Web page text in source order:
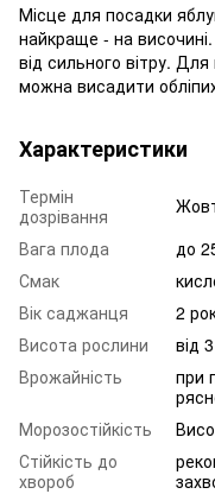
Місце для посадки
найкраще - на
від сильного вітру. Для
можна висадити
Характеристики
Термін
дозрівання
Вага плода
до
Смак
Вік саджанця
2
Висота рослини
від
Врожайність
при
Морозостійкість
Стійкість до
хвороб